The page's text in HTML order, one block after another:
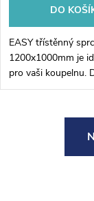
DO
EASY třístěnný
1200x1000mm je
pro vaši koupelnu.
speciálnímu
stabilitu a zároveň